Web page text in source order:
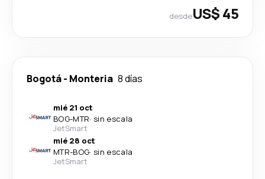
desdeUS$ 45
Bogotá- Monteria 8 días
mié 21 oct
BOG-MTR· sin escala
JetSmart
mié 28 oct
MTR-BOG· sin escala
JetSmart